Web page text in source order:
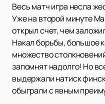
Весь матч игра несла
Уже на второй минуте
открыл счет, чем
Накал борьбы, большое
множество
запомнят надолго! Но
выдержали натиск
обыграли с явным